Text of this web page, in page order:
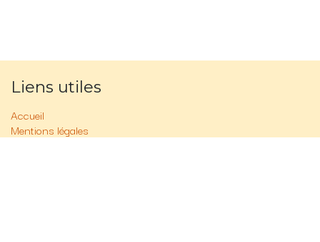
Liens utiles
Accueil
Mentions légales